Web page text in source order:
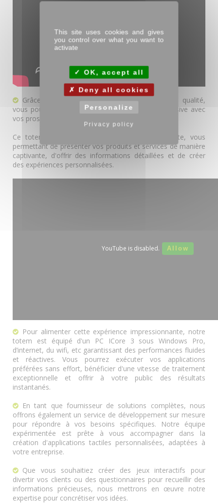
Grâce à son écran tactile multitouch de haute qualité,
vous pouvez interagir de manière fluide et immersive avec
vos prospects et clients.
Ce totem offre une expérience interactive parfaite, vous
permettant de présenter vos produits et services de manière
captivante, d'offrir des informations détaillées et de créer
des expériences personnalisées.
YouTube is disabled. Allow
Pour alimenter cette expérience impressionnante, notre
totem est équipé d'un PC ICore 3 sous Windows Pro,
d’internet, du wifi, etc garantissant des performances fluides
et réactives. Vous pourrez exécuter vos applications
préférées sans effort, bénéficier d'une vitesse de traitement
exceptionnelle et offrir à votre public des résultats
instantanés.
En tant que fournisseur de solutions complètes, nous
offrons également un service de développement sur mesure
pour répondre à vos besoins spécifiques. Notre équipe
expérimentée est prête à vous accompagner dans la
création d'applications tactiles personnalisées, adaptées à
votre entreprise.
Que vous souhaitiez créer des jeux interactifs pour
divertir vos clients ou des questionnaires pour recueillir des
informations précieuses, nous mettrons en œuvre notre
expertise pour concrétiser vos idées.
This site uses cookies and gives
you control over what you want to
activate
OK, accept all
Deny all cookies
Personalize
Privacy policy